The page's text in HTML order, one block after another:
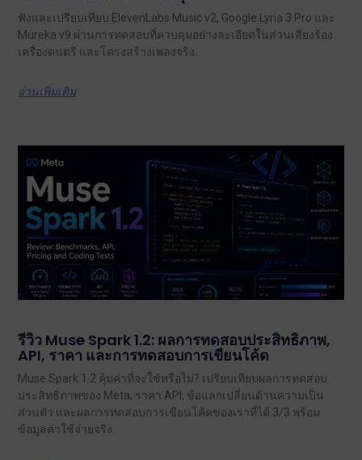
ฟังและเปรียบเทียบ ElevenLabs Music v2, Google Lyria 3 Pro และ
Mureka v9 ผ่านการทดสอบที่ควบคุมอย่างละเอียดในส่วนเสียงร้อง
เครื่องดนตรี และโครงสร้างเพลงจริง.
อ่านเพิ่มเติม
รีวิว Muse Spark 1.2: ผลการทดสอบประสิทธิภาพ,
API, ราคา และการทดสอบการเขียนโค้ด
Muse Spark 1.2 คุ้มค่าที่จะใช้หรือไม่? เปรียบเทียบผลการทดสอบ
ประสิทธิภาพของ Meta, ราคา API, ข้อแลกเปลี่ยนด้านความเป็น
ส่วนตัว และผลการทดสอบการเขียนโค้ดของเราที่ได้ 3/3 พร้อม
ข้อมูลค่าใช้จ่ายจริง.